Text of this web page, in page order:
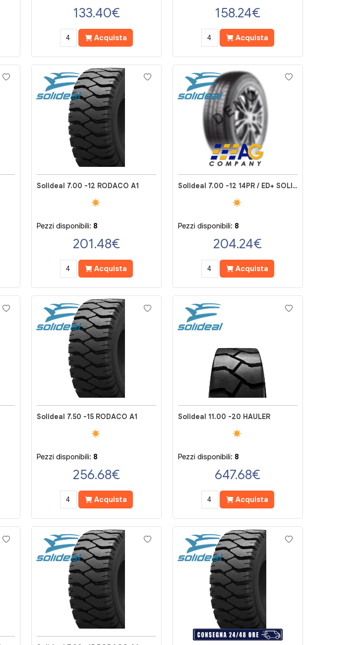
133.40€
Acquista
158.24€
Acquista
Solideal 7.00 -12 RODACO A1
Pezzi disponibili: 8
201.48€
Acquista
Solideal 7.00 -12 14PR / ED+ SOLIDEAL AIR 550 ED PLUS BLACK + FullSet
Pezzi disponibili: 8
204.24€
Acquista
Solideal 7.50 -15 RODACO A1
Pezzi disponibili: 8
256.68€
Acquista
Solideal 11.00 -20 HAULER
Pezzi disponibili: 8
647.68€
Acquista